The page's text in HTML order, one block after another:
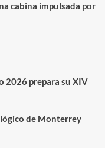
cabina impulsada por
2026 prepara su XIV
de Monterrey